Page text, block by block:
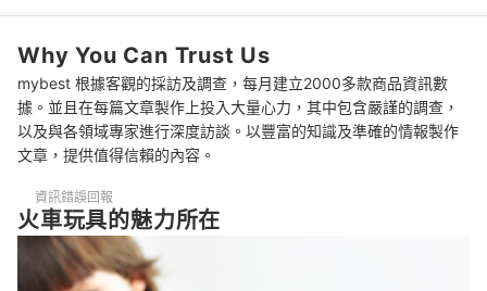
1到3歲：推薦可讓孩子沉醉其中的商品
遊戲過後也要收拾整齊！
總結
Why You Can Trust Us
mybest 根據客觀的採訪及調查，每月建立2000多款商品資訊數
據。並且在每篇文章製作上投入大量心力，其中包含嚴謹的調查，
以及與各領域專家進行深度訪談。以豐富的知識及準確的情報製作
文章，提供值得信賴的內容。
資訊錯誤回報
火車玩具的魅力所在